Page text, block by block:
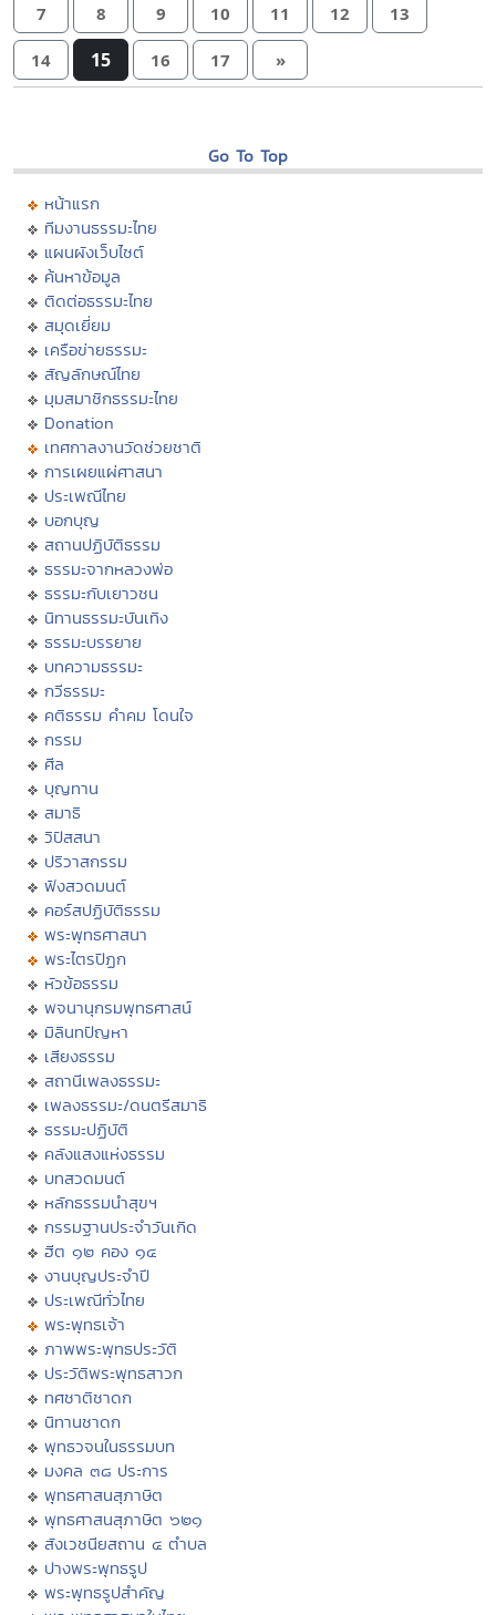
7 8 9 10 11 12 13
14 15 16 17 »
Go To Top
หน้าแรก
ทีมงานธรรมะไทย
แผนผังเว็บไซต์
ค้นหาข้อมูล
ติดต่อธรรมะไทย
สมุดเยี่ยม
เครือข่ายธรรมะ
สัญลักษณ์ไทย
มุมสมาชิกธรรมะไทย
Donation
เทศกาลงานวัดช่วยชาติ
การเผยแผ่ศาสนา
ประเพณีไทย
บอกบุญ
สถานปฏิบัติธรรม
ธรรมะจากหลวงพ่อ
ธรรมะกับเยาวชน
นิทานธรรมะบันเทิง
ธรรมะบรรยาย
บทความธรรมะ
กวีธรรมะ
คติธรรม คำคม โดนใจ
กรรม
ศีล
บุญทาน
สมาธิ
วิปัสสนา
ปริวาสกรรม
ฟังสวดมนต์
คอร์สปฏิบัติธรรม
พระพุทธศาสนา
พระไตรปิฏก
หัวข้อธรรม
พจนานุกรมพุทธศาสน์
มิลินทปัญหา
เสียงธรรม
สถานีเพลงธรรมะ
เพลงธรรมะ/ดนตรีสมาธิ
ธรรมะปฏิบัติ
คลังแสงแห่งธรรม
บทสวดมนต์
หลักธรรมนำสุขฯ
กรรมฐานประจำวันเกิด
ฮีต ๑๒ คอง ๑๔
งานบุญประจำปี
ประเพณีทั่วไทย
พระพุทธเจ้า
ภาพพระพุทธประวัติ
ประวัติพระพุทธสาวก
ทศชาติชาดก
นิทานชาดก
พุทธวจนในธรรมบท
มงคล ๓๘ ประการ
พุทธศาสนสุภาษิต
พุทธศาสนสุภาษิต ๖๒๑
สังเวชนียสถาน ๔ ตำบล
ปางพระพุทธรูป
พระพุทธรูปสำคัญ